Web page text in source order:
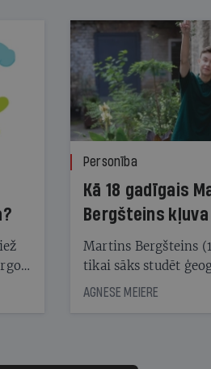
Personība
Kā 18 gadīgais
Bergšteins
laika ziņu seju?
Martins Bergšteins
tikai sāks studēt
bet viņa sacītajam
uzcītīga darba,
AGNESE MEIERE